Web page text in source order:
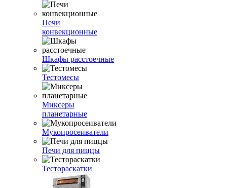
Печи
конвекционные
Шкафы расстоечные
Тестомесы
Миксеры
планетарные
Мукопросеиватели
Печи для пиццы
Тестораскатки